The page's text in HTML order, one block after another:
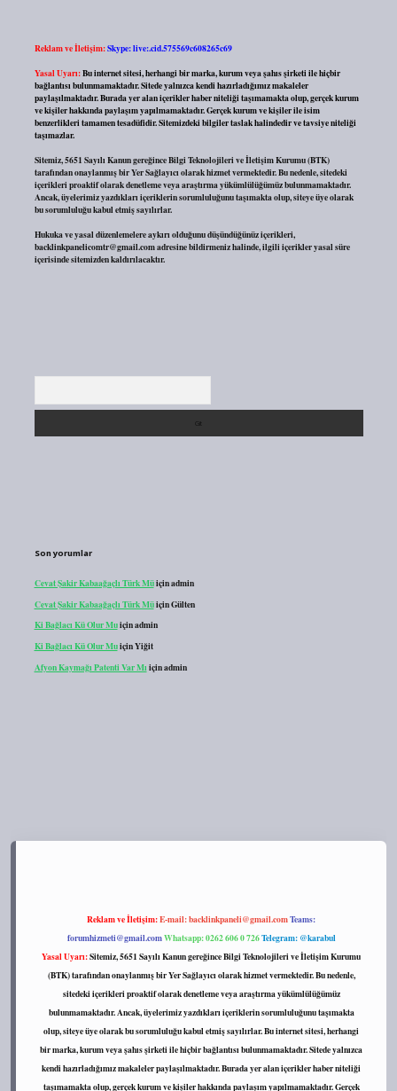
Reklam ve İletişim:Skype: live:.cid.575569c608265c69
Yasal Uyarı:Bu internet sitesi, herhangi bir marka, kurum veya şahıs şirketi ile hiçbir
bağlantısı bulunmamaktadır. Sitede yalnızca kendi hazırladığımız makaleler
paylaşılmaktadır. Burada yer alan içerikler haber niteliği taşımamakta olup, gerçek kurum
ve kişiler hakkında paylaşım yapılmamaktadır. Gerçek kurum ve kişiler ile isim
benzerlikleri tamamen tesadüfidir. Sitemizdeki bilgiler taslak halindedir ve tavsiye niteliği
taşımazlar.
Sitemiz, 5651 Sayılı Kanun gereğince Bilgi Teknolojileri ve İletişim Kurumu (BTK)
tarafından onaylanmış bir Yer Sağlayıcı olarak hizmet vermektedir. Bu nedenle, sitedeki
içerikleri proaktif olarak denetleme veya araştırma yükümlülüğümüz bulunmamaktadır.
Ancak, üyelerimiz yazdıkları içeriklerin sorumluluğunu taşımakta olup, siteye üye olarak
bu sorumluluğu kabul etmiş sayılırlar.
Hukuka ve yasal düzenlemelere aykırı olduğunu düşündüğünüz içerikleri,
backlinkpanelicomtr@gmail.comadresine bildirmeniz halinde, ilgili içerikler yasal süre
içerisinde sitemizden kaldırılacaktır.
Son yorumlar
Cevat Şakir Kabaağaçlı Türk Müiçinadmin
Cevat Şakir Kabaağaçlı Türk MüiçinGülten
Ki Bağlacı Kü Olur Muiçinadmin
Ki Bağlacı Kü Olur MuiçinYiğit
Afyon Kaymağı Patenti Var Mı içinadmin
Reklam ve İletişim:E-mail:backlinkpaneli@gmail.comTeams:
forumhizmeti@gmail.comWhatsapp: 0262 606 0 726Telegram: @karabul
Yasal Uyarı:Sitemiz, 5651 Sayılı Kanun gereğince Bilgi Teknolojileri ve İletişim Kurumu
(BTK) tarafından onaylanmış bir Yer Sağlayıcı olarak hizmet vermektedir. Bu nedenle,
sitedeki içerikleri proaktif olarak denetleme veya araştırma yükümlülüğümüz
bulunmamaktadır. Ancak, üyelerimiz yazdıkları içeriklerin sorumluluğunu taşımakta
olup, siteye üye olarak bu sorumluluğu kabul etmiş sayılırlar. Bu internet sitesi, herhangi
bir marka, kurum veya şahıs şirketi ile hiçbir bağlantısı bulunmamaktadır. Sitede yalnızca
kendi hazırladığımız makaleler paylaşılmaktadır. Burada yer alan içerikler haber niteliği
taşımamakta olup, gerçek kurum ve kişiler hakkında paylaşım yapılmamaktadır. Gerçek